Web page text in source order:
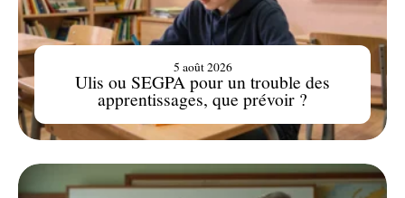
Ulis ou SEGPA pour un trouble des
apprentissages, que prévoir ?
5 août 2026